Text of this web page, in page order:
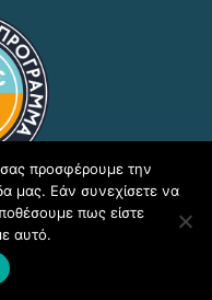
Υποστήριξης
νση Πληροφορικής
προσφέρουμε την
μας. Εάν συνεχίσετε να
πως είστε
αυτό.